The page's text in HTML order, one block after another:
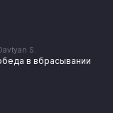
S.
в вбрасывании